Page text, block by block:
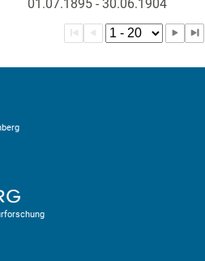
01.07.1895 - 30.06.1904